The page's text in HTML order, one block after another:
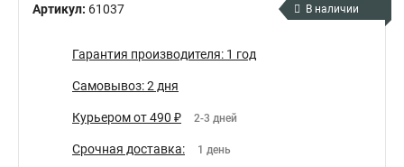
Артикул: 61037 В наличии
Гарантия производителя: 1 год
Самовывоз: 2 дня
Курьером от 490 ₽ 2-3 дней
Срочная доставка: 1 день